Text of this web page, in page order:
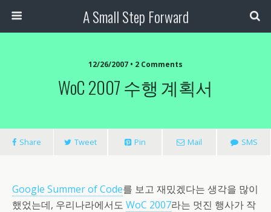
A Small Step Forward
12/26/2007 • 2 Comments
WoC 2007 수행 계획서
Share Tweet Pin Mail SMS
Google Summer of Code를 보고 재밌겠다는 생각을 많이
했었는데, 우리나라에서도 WoC 2007라는 멋진 행사가 작